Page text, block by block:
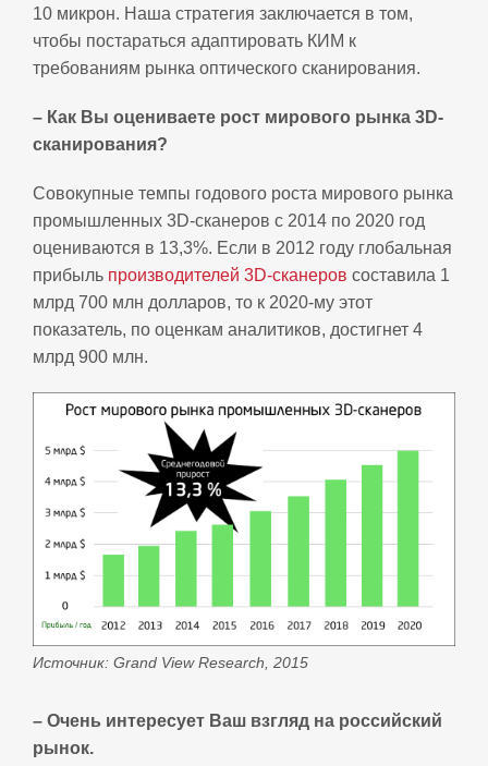
10 микрон. Наша стратегия заключается в том,
чтобы постараться адаптировать КИМ к
требованиям рынка оптического сканирования.
– Как Вы оцениваете рост мирового рынка 3D-
сканирования?
Совокупные темпы годового роста мирового рынка
промышленных 3D-сканеров с 2014 по 2020 год
оцениваются в 13,3%. Если в 2012 году глобальная
прибыль производителей 3D-сканеров составила 1
млрд 700 млн долларов, то к 2020-му этот
показатель, по оценкам аналитиков, достигнет 4
млрд 900 млн.
Источник: Grand View Research, 2015
– Очень интересует Ваш взгляд на российский
рынок.